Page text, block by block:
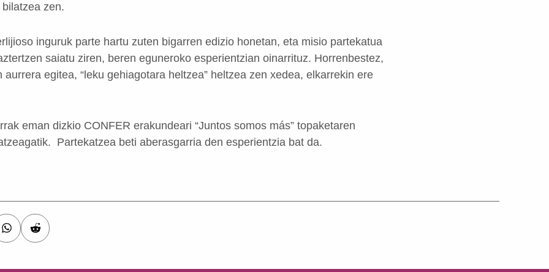
zen.
inguruk parte hartu zuten bigarren edizio honetan, eta misio partekatua
saiatu ziren, beren eguneroko esperientzian oinarrituz. Horrenbestez,
egitea, “leku gehiagotara heltzea” heltzea zen xedea, elkarrekin ere
eman dizkio CONFER erakundeari “Juntos somos más” topaketaren
Partekatzea beti aberasgarria den esperientzia bat da.